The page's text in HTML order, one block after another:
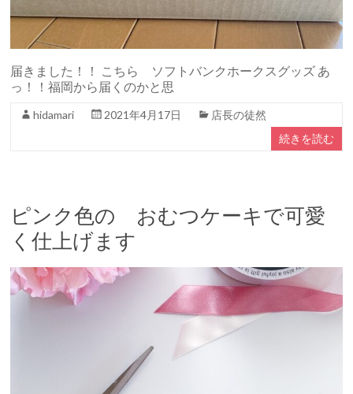
届きました！！ こちら ソフトバンクホークスグッズ あ
っ！！福岡から届くのかと思
hidamari 2021年4月17日
店長の徒然
続きを読む
ピンク色の おむつケーキで可愛
く仕上げます